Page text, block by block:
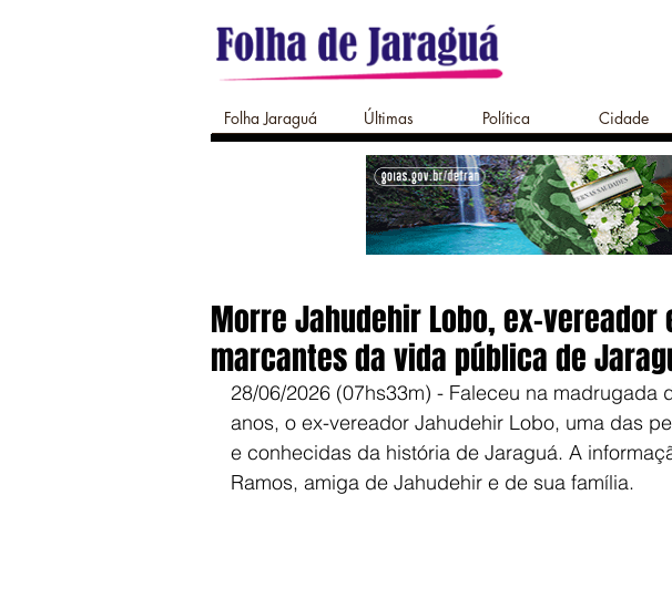
Folha Jaraguá Últimas Política Cidade
Morre Jahudehir Lobo, ex-
marcantes da vida pública de
28/06/2026 (07hs33m) - Faleceu na madrugada
anos, o ex-vereador Jahudehir Lobo, uma das
e conhecidas da história de Jaraguá. A
Ramos, amiga de Jahudehir e de sua família.